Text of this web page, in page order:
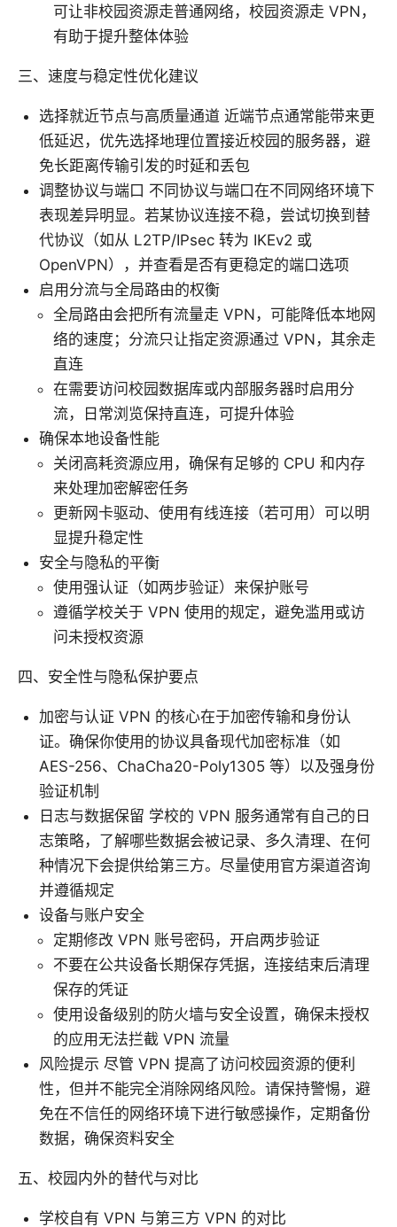
可让非校园资源走普通网络，校园资源走 VPN，
有助于提升整体体验
三、速度与稳定性优化建议
选择就近节点与高质量通道 近端节点通常能带来更
低延迟，优先选择地理位置接近校园的服务器，避
免长距离传输引发的时延和丢包
调整协议与端口 不同协议与端口在不同网络环境下
表现差异明显。若某协议连接不稳，尝试切换到替
代协议（如从 L2TP/IPsec 转为 IKEv2 或
OpenVPN），并查看是否有更稳定的端口选项
启用分流与全局路由的权衡
全局路由会把所有流量走 VPN，可能降低本地网
络的速度；分流只让指定资源通过 VPN，其余走
直连
在需要访问校园数据库或内部服务器时启用分
流，日常浏览保持直连，可提升体验
确保本地设备性能
关闭高耗资源应用，确保有足够的 CPU 和内存
来处理加密解密任务
更新网卡驱动、使用有线连接（若可用）可以明
显提升稳定性
安全与隐私的平衡
使用强认证（如两步验证）来保护账号
遵循学校关于 VPN 使用的规定，避免滥用或访
问未授权资源
四、安全性与隐私保护要点
加密与认证 VPN 的核心在于加密传输和身份认
证。确保你使用的协议具备现代加密标准（如
AES-256、ChaCha20-Poly1305 等）以及强身份
验证机制
日志与数据保留 学校的 VPN 服务通常有自己的日
志策略，了解哪些数据会被记录、多久清理、在何
种情况下会提供给第三方。尽量使用官方渠道咨询
并遵循规定
设备与账户安全
定期修改 VPN 账号密码，开启两步验证
不要在公共设备长期保存凭据，连接结束后清理
保存的凭证
使用设备级别的防火墙与安全设置，确保未授权
的应用无法拦截 VPN 流量
风险提示 尽管 VPN 提高了访问校园资源的便利
性，但并不能完全消除网络风险。请保持警惕，避
免在不信任的网络环境下进行敏感操作，定期备份
数据，确保资料安全
五、校园内外的替代与对比
学校自有 VPN 与第三方 VPN 的对比